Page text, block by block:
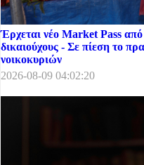
Έρχεται νέο Market Pass από
δικαιούχους - Σε πίεση το
νοικοκυριών
2026-08-09 04:02:20